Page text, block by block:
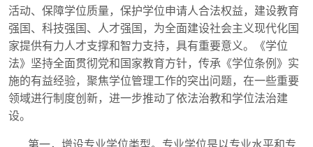
活动、保障学位质量，保护学位申请人合法权益，建设教育
强国、科技强国、人才强国，为全面建设社会主义现代化国
家提供有力人才支撑和智力支持，具有重要意义。《学位
法》坚持全面贯彻党和国家教育方针，传承《学位条例》实
施的有益经验，聚焦学位管理工作的突出问题，在一些重要
领域进行制度创新，进一步推动了依法治教和学位法治建
设。
第一，增设专业学位类型。专业学位是以专业水平和专